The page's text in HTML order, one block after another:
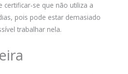
certificar-se que não utiliza a
pois pode estar demasiado
trabalhar nela.